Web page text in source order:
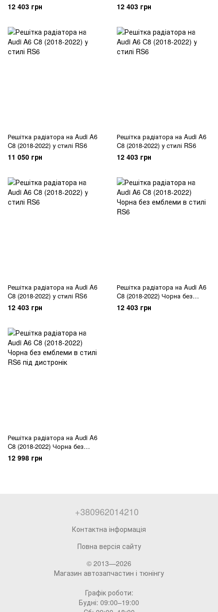
12 403 грн 12 403 грн
Решітка радіатора на Audi A6
C8 (2018-2022) у стилі RS6
11 050 грн
Решітка радіатора на Audi A6
C8 (2018-2022) у стилі RS6
12 403 грн
Решітка радіатора на Audi A6
C8 (2018-2022) у стилі RS6
12 403 грн
Решітка радіатора на Audi A6
C8 (2018-2022) Чорна без
емблеми в стилі RS6
12 403 грн
Решітка радіатора на Audi A6
C8 (2018-2022) Чорна без
емблеми в стилі RS6 під
дистронік
12 998 грн
+380962014210
Контактна інформація
Повна версія сайту
© 2013—2026
Магазин автозапчастин і тюнінгу
Графік роботи:
Будні: 09:00–19:00